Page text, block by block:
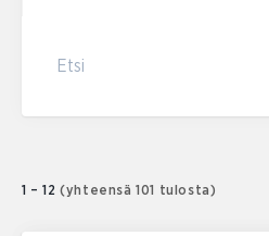
1 – 12 (yhteensä 101 tulosta)